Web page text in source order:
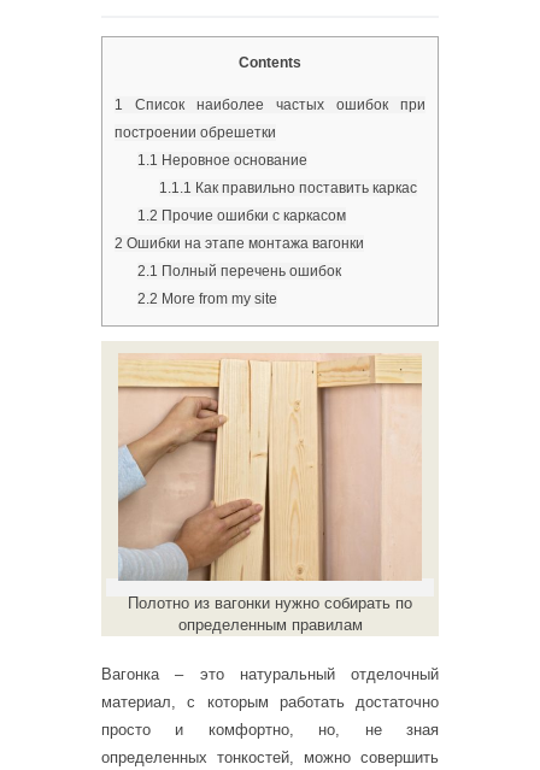
Contents
1 Список наиболее частых ошибок при
построении обрешетки
1.1 Неровное основание
1.1.1 Как правильно поставить каркас
1.2 Прочие ошибки с каркасом
2 Ошибки на этапе монтажа вагонки
2.1 Полный перечень ошибок
2.2 More from my site
Полотно из вагонки нужно собирать по
определенным правилам
Вагонка – это натуральный отделочный
материал, с которым работать достаточно
просто и комфортно, но, не зная
определенных тонкостей, можно совершить